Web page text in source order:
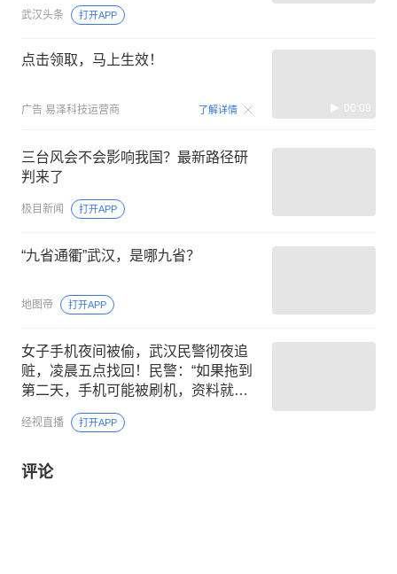
武汉头条 打开APP
点击领取，马上生效！
广告 易泽科技运营商 了解详情 00:09
三台风会不会影响我国？最新路径研
判来了
极目新闻 打开APP
“九省通衢”武汉，是哪九省？
地图帝 打开APP
女子手机夜间被偷，武汉民警彻夜追
赃，凌晨五点找回！民警：“如果拖到
第二天，手机可能被刷机，资料就没
经视直播 打开APP
评论